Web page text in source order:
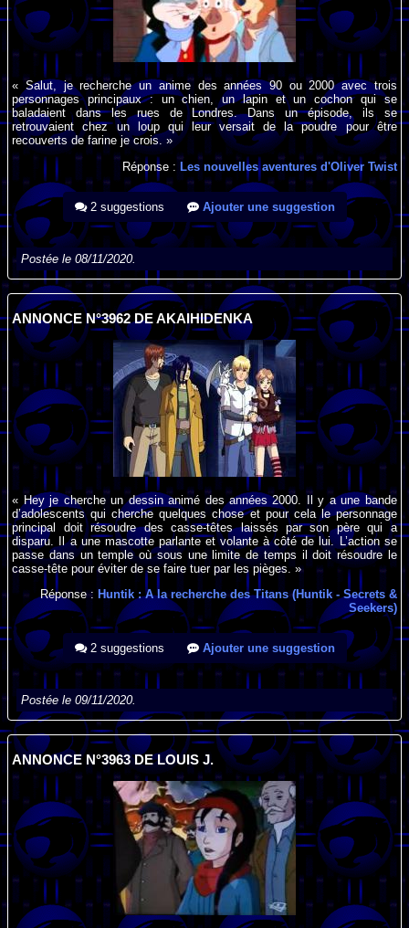
« Salut, je recherche un anime des années 90 ou 2000 avec trois
personnages principaux : un chien, un lapin et un cochon qui se
baladaient dans les rues de Londres. Dans un épisode, ils se
retrouvaient chez un loup qui leur versait de la poudre pour être
recouverts de farine je crois. »
Réponse : Les nouvelles aventures d'Oliver Twist
2 suggestions Ajouter une suggestion
Postée le 08/11/2020.
ANNONCE N°3962 DE AKAIHIDENKA
« Hey je cherche un dessin animé des années 2000. Il y a une bande
d’adolescents qui cherche quelques chose et pour cela le personnage
principal doit résoudre des casse-têtes laissés par son père qui a
disparu. Il a une mascotte parlante et volante à côté de lui. L’action se
passe dans un temple où sous une limite de temps il doit résoudre le
casse-tête pour éviter de se faire tuer par les pièges. »
Réponse :Huntik : A la recherche des Titans (Huntik - Secrets &
Seekers)
2 suggestions Ajouter une suggestion
Postée le 09/11/2020.
ANNONCE N°3963 DE LOUIS J.